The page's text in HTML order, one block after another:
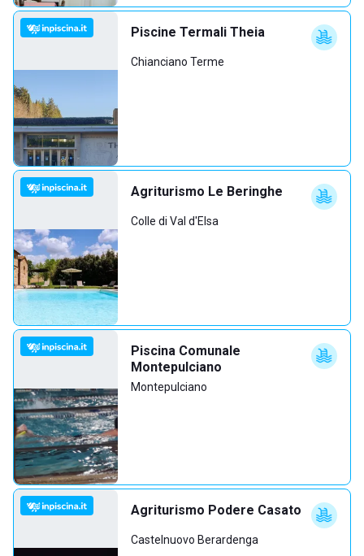
Piscine Termali Theia
Chianciano Terme
Agriturismo Le Beringhe
Colle di Val d'Elsa
Piscina Comunale
Montepulciano
Montepulciano
Agriturismo Podere Casato
Castelnuovo Berardenga